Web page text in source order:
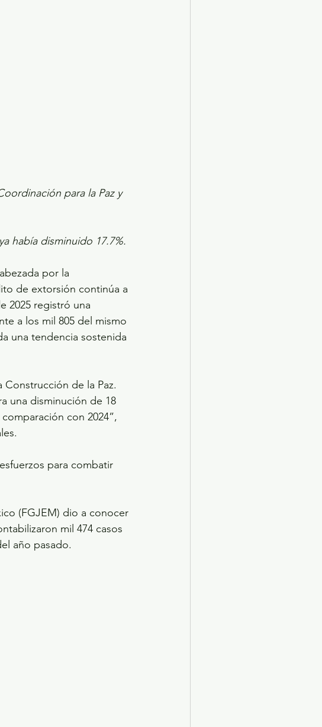
para la Paz y
había disminuido 17.7%.
de extorsión continúa a
2025 registró una
a los mil 805 del mismo
una tendencia sostenida
de la Paz.
una disminución de 18
con 2024”,
para combatir
(FGJEM) dio a conocer
mil 474 casos
año pasado.